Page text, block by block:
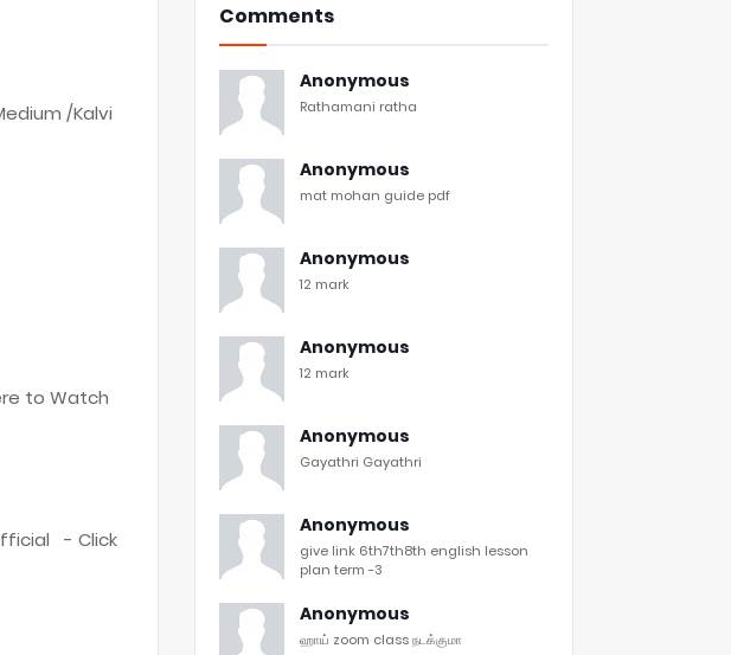
/Kalvi
to Watch
- Click
Comments
Anonymous
Rathamani ratha
Anonymous
mat mohan guide pdf
Anonymous
12 mark
Anonymous
12 mark
Anonymous
Gayathri Gayathri
Anonymous
give link 6th7th8th english lesson
plan term -3
Anonymous
ஹாய் zoom class நடக்குமா